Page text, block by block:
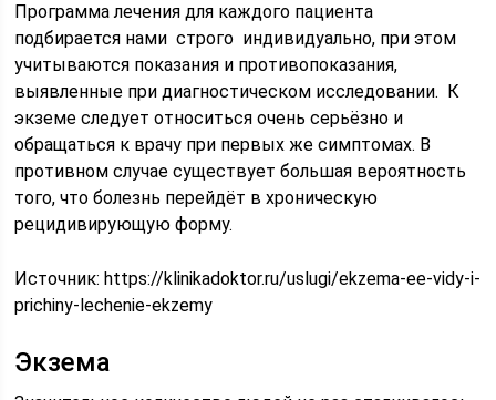
Программа лечения для каждого пациента
подбирается нами строго индивидуально, при этом
учитываются показания и противопоказания,
выявленные при диагностическом исследовании. К
экземе следует относиться очень серьёзно и
обращаться к врачу при первых же симптомах. В
противном случае существует большая вероятность
того, что болезнь перейдёт в хроническую
рецидивирующую форму.
Источник:https://klinikadoktor.ru/uslugi/ekzema-ee-vidy-i-
prichiny-lechenie-ekzemy
Экзема